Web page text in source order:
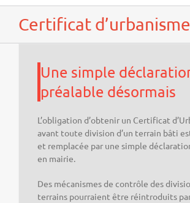
Certificat d’urbanisme
Une simple
préalable désormais
L’obligation d’obtenir un Certificat
avant toute division d’un terrain bâti
et remplacée par une simple
en mairie.
Des mécanismes de contrôle des
terrains pourraient être réintroduits